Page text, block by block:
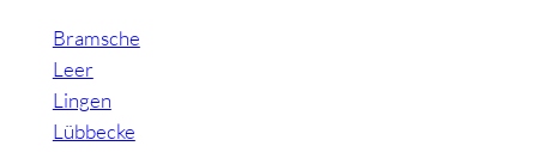
Bramsche
Leer
Lingen
Lübbecke